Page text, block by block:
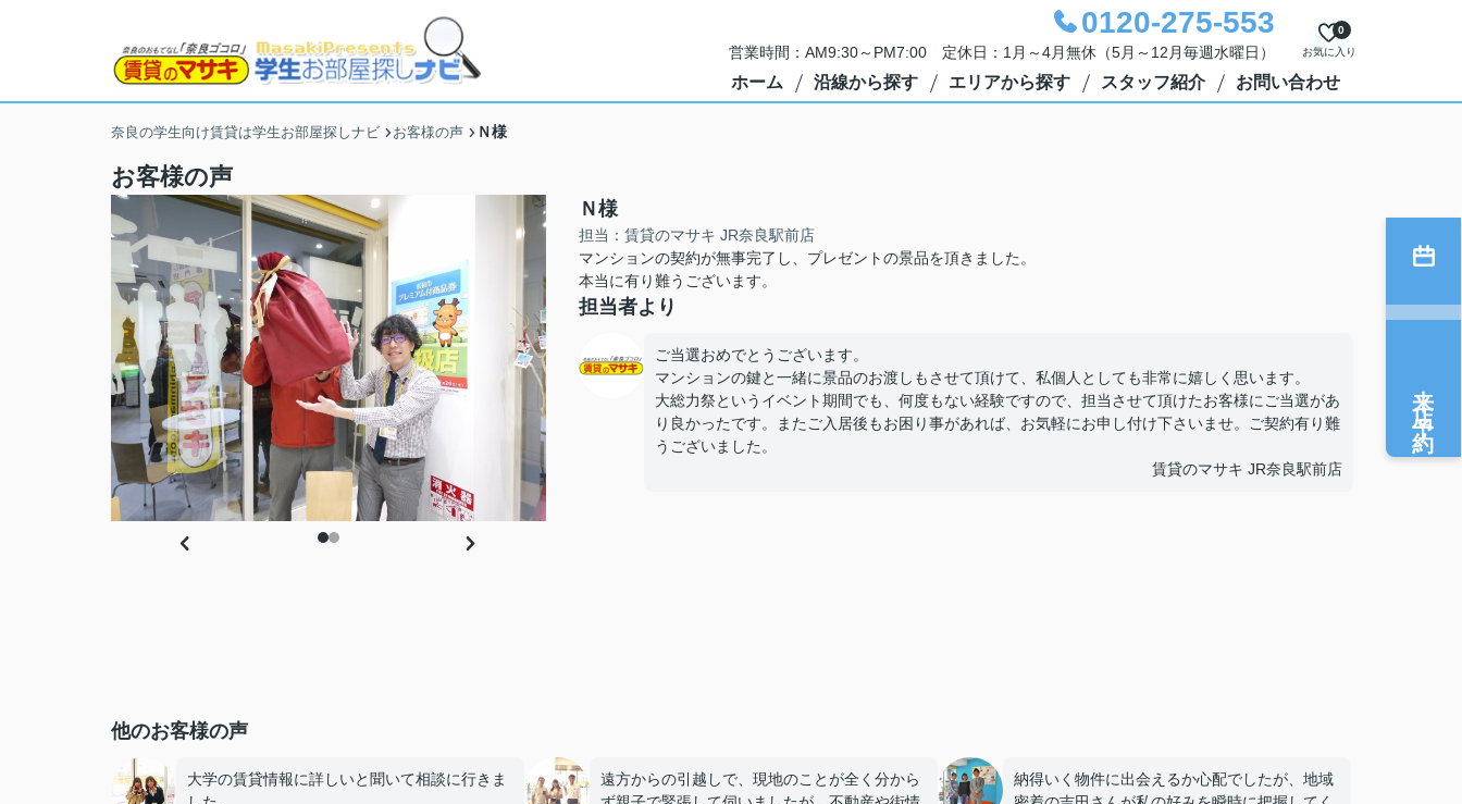
0120-275-553
営業時間：AM9:30～PM7:00 定休日：1月～4月無休（5月～12月毎週水曜日） お気に入り
0
ホーム 沿線から探す エリアから探す スタッフ紹介 お問い合わせ
奈良の学生向け賃貸は学生お部屋探しナビ お客様の声 Ｎ様
お客様の声
Ｎ様
担当：賃貸のマサキ JR奈良駅前店
マンションの契約が無事完了し、プレゼントの景品を頂きました。
本当に有り難うございます。
担当者より
ご当選おめでとうございます。
マンションの鍵と一緒に景品のお渡しもさせて頂けて、私個人としても非常に嬉しく思います。
大総力祭というイベント期間でも、何度もない経験ですので、担当させて頂けたお客様にご当選があ
り良かったです。またご入居後もお困り事があれば、お気軽にお申し付け下さいませ。ご契約有り難
うございました。
賃貸のマサキ JR奈良駅前店
他のお客様の声
大学の賃貸情報に詳しいと聞いて相談に行きま
遠方からの引越しで、現地のことが全く分から
納得いく物件に出会えるか心配でしたが、地域
来店予約